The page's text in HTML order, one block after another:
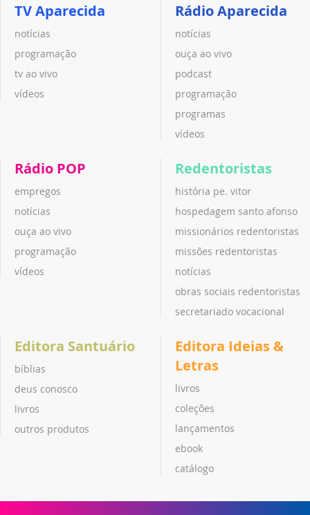
TV Aparecida
notícias
programação
tv ao vivo
vídeos
Rádio Aparecida
notícias
ouça ao vivo
podcast
programação
programas
vídeos
Rádio POP
empregos
notícias
ouça ao vivo
programação
vídeos
Redentoristas
história pe. vitor
hospedagem santo afonso
missionários redentoristas
missões redentoristas
notícias
obras sociais redentoristas
secretariado vocacional
Editora Santuário
bíblias
deus conosco
livros
outros produtos
Editora Ideias &
Letras
livros
coleções
lançamentos
ebook
catálogo